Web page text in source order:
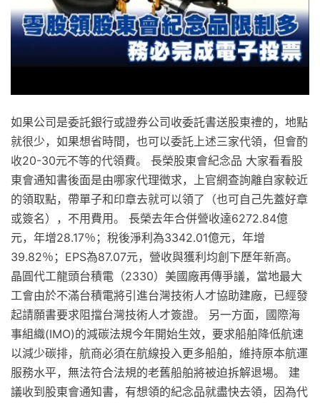
如果公司是委託銀行或證券公司收委託書送股東禮的，地點
就很少，如果想省時間，也可以委託上述三家代領，但會酌
收20-30元不等的代領費。 長榮股東會紀念品 大家看看股
東會通知書後面是由哪家代理徵求，上官網查詢離自家較近
的領取點，帶單子和印章去就可以領了（也可自己先蓋好章
或簽名），不用費用。 長榮去年合併營收達6272.84億
元，年增28.17％；稅後淨利為3342.01億元，年增
39.82％；EPS為87.07元，營收與獲利均創下歷年新高。
晶圓代工龍頭台積電（2330）美國廠再傳爭議，當地最大
工會由於不滿台積電將引進台灣技術人才協助建廠，已經發
起請願書要求阻擋台灣技術人才簽證。 另一方面，國際海
事組織(IMO)的減碳法規今年開始生效，要求船舶降低航速
以減少碳排，航商必須在航線投入更多船舶，維持原本航運
服務水平，無法符合法規的老舊船舶將被迫拆解退場。 建
議收到股東會通知書，有想領的紀念品就盡快去領，因為代